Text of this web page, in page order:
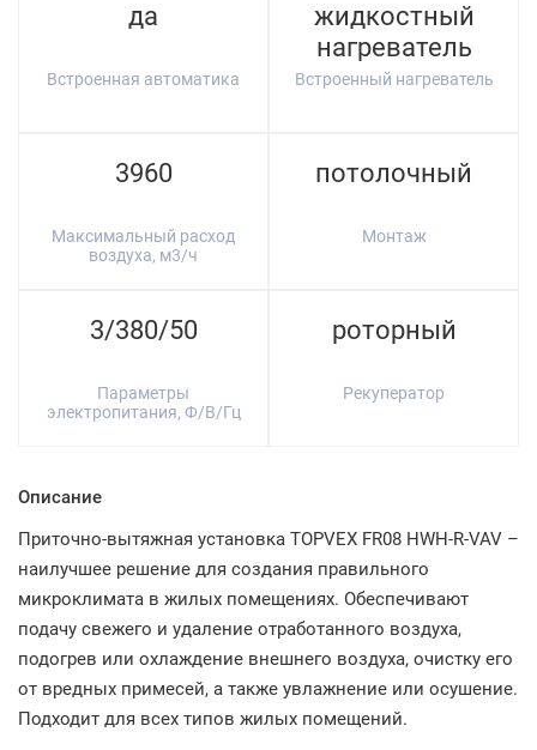
да
Встроенная автоматика
жидкостный
нагреватель
Встроенный нагреватель
3960
Максимальный расход
воздуха, м3/ч
потолочный
Монтаж
3/380/50
Параметры
электропитания, Ф/В/Гц
роторный
Рекуператор
Описание
Приточно-вытяжная установка TOPVEX FR08 HWH-R-VAV –
наилучшее решение для создания правильного
микроклимата в жилых помещениях. Обеспечивают
подачу свежего и удаление отработанного воздуха,
подогрев или охлаждение внешнего воздуха, очистку его
от вредных примесей, а также увлажнение или осушение.
Подходит для всех типов жилых помещений.